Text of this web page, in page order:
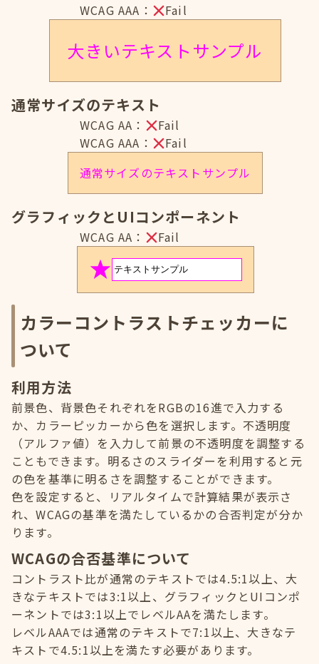
WCAG AAA：
Fail
大きいテキストサンプル
通常サイズのテキスト
WCAG AA：
Fail
WCAG AAA：
Fail
通常サイズのテキストサンプル
グラフィックとUIコンポーネント
WCAG AA： Fail
カラーコントラストチェッカーに
ついて
利用方法
前景色、背景色それぞれをRGBの16進で入力する
か、カラーピッカーから色を選択します。不透明度
（アルファ値）を入力して前景の不透明度を調整する
こともできます。明るさのスライダーを利用すると元
の色を基準に明るさを調整することができます。
色を設定すると、リアルタイムで計算結果が表示さ
れ、WCAGの基準を満たしているかの合否判定が分か
ります。
WCAGの合否基準について
コントラスト比が通常のテキストでは4.5:1以上、大
きなテキストでは3:1以上、グラフィックとUIコンポ
ーネントでは3:1以上でレベルAAを満たします。
レベルAAAでは通常のテキストで7:1以上、大きなテ
キストで4.5:1以上を満たす必要があります。